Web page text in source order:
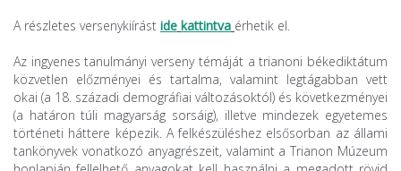
A részletes versenykiírást ide kattintva érhetik el.
Az ingyenes tanulmányi verseny témáját a trianoni békediktátum
közvetlen előzményei és tartalma, valamint legtágabban vett
okai (a 18. századi demográfiai változásoktól) és következményei
(a határon túli magyarság sorsáig), illetve mindezek egyetemes
történeti háttere képezik. A felkészüléshez elsősorban az állami
tankönyvek vonatkozó anyagrészeit, valamint a Trianon Múzeum